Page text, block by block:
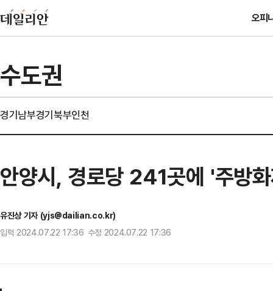
오피
수도권
경기남부경기북부인천
안양시, 경로당 241곳에 '주방
유진상 기자 (yjs@dailian.co.kr)
입력 2024.07.22 17:36 수정 2024.07.22 17:36